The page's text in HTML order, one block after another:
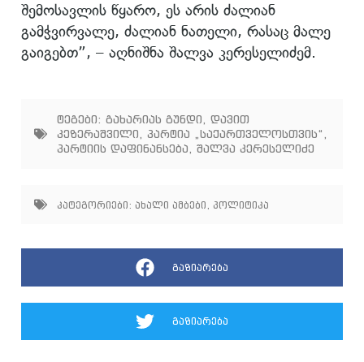
შემოსავლის წყარო, ეს არის ძალიან
გამჭვირვალე, ძალიან ნათელი, რასაც მალე
გაიგებთ”, – აღნიშნა შალვა კერესელიძემ.
ტეგები: გახარიას გუნდი, დავით
კეზერაშვილი, პარტია „საქართველოსთვის“,
პარტიის დაფინანსება, შალვა კერესელიძე
კატეგორიები: ახალი ამბები პოლიტიკა
გაზიარება
გაზიარება